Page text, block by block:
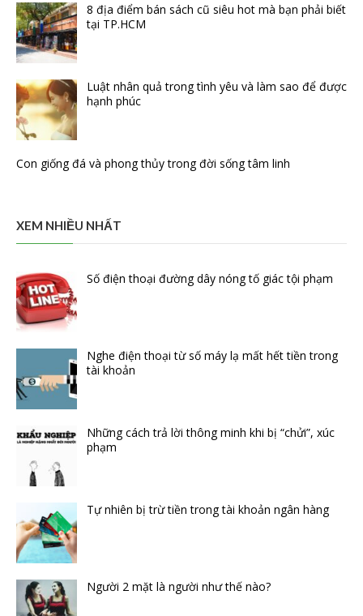
8 địa điểm bán sách cũ siêu hot mà bạn phải biết
tại TP.HCM
Luật nhân quả trong tình yêu và làm sao để được
hạnh phúc
Con giống đá và phong thủy trong đời sống tâm linh
XEM NHIỀU NHẤT
Số điện thoại đường dây nóng tố giác tội phạm
Nghe điện thoại từ số máy lạ mất hết tiền trong
tài khoản
Những cách trả lời thông minh khi bị “chửi”, xúc
phạm
Tự nhiên bị trừ tiền trong tài khoản ngân hàng
Người 2 mặt là người như thế nào?